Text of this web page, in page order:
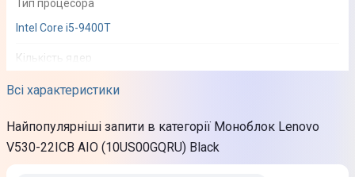
Всі характеристики
Тип процесора
Intel Core i5-9400T
Кількість ядер
6
1,8 ГГц
Максимальна частота процесора
Найпопулярніші запити в категорії Моноблок Lenovo
V530-22ICB AIO (10US00GQRU) Black